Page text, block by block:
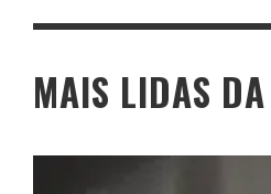
MAIS LIDAS